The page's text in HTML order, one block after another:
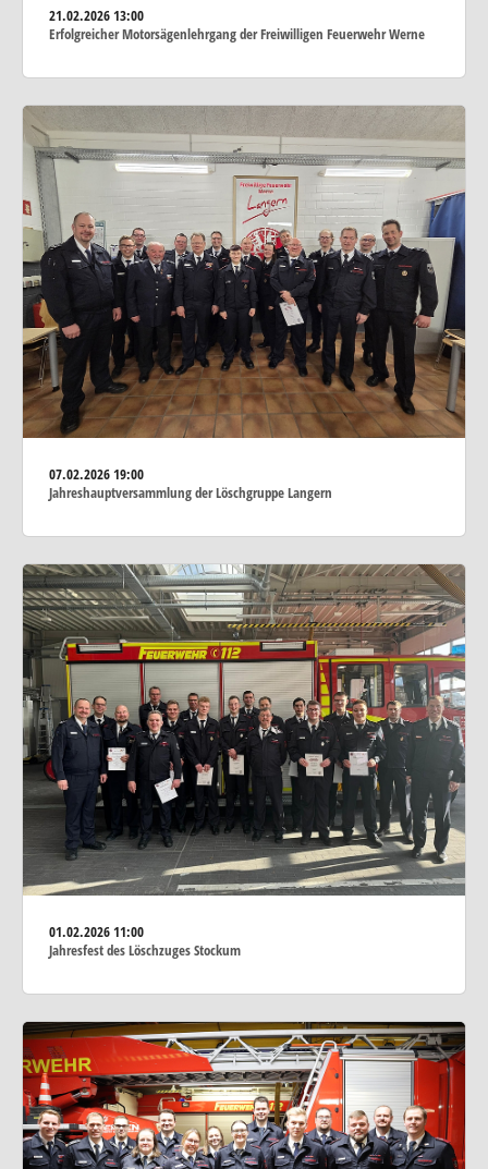
21.02.202613:00
Erfolgreicher Motorsägenlehrgang der Freiwilligen Feuerwehr Werne
07.02.202619:00
Jahreshauptversammlung der Löschgruppe Langern
01.02.202611:00
Jahresfest des Löschzuges Stockum